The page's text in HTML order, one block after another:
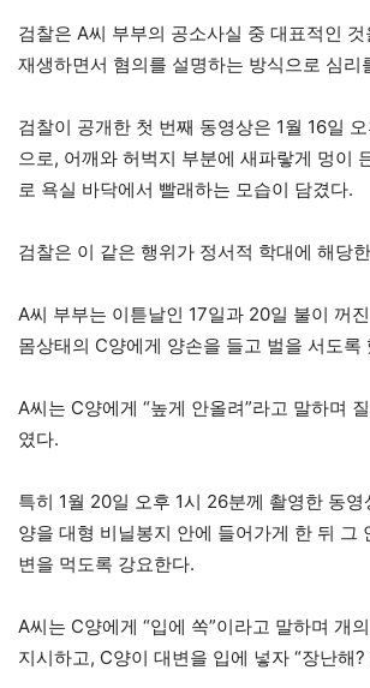
검찰은 A씨 부부의 공소사실 중 대표적인
재생하면서 혐의를 설명하는 방식으로 심리
검찰이 공개한 첫 번째 동영상은 1월 16일
으로, 어깨와 허벅지 부분에 새파랗게 멍이
로 욕실 바닥에서 빨래하는 모습이 담겼다.
검찰은 이 같은 행위가 정서적 학대에 해당
A씨 부부는 이튿날인 17일과 20일 불이 꺼
몸상태의 C양에게 양손을 들고 벌을 서도록
A씨는 C양에게 “높게 안올려”라고 말하며
였다.
특히 1월 20일 오후 1시 26분께 촬영한 동
양을 대형 비닐봉지 안에 들어가게 한 뒤 그
변을 먹도록 강요한다.
A씨는 C양에게 “입에 쏙”이라고 말하며 개
지시하고, C양이 대변을 입에 넣자 “장난해